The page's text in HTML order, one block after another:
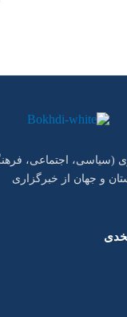
(سیاسی، اجتماعی،
و جهان از خبرگزاری